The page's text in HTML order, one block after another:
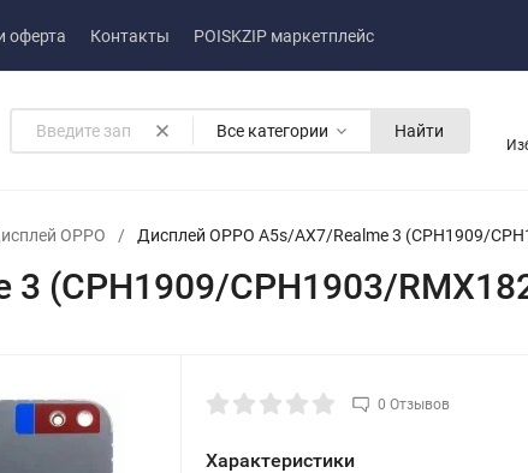
оферта Контакты POISKZIP маркетплейс
Все категории Найти
OPPO / Дисплей OPPO A5s/AX7/Realme 3 (CPH1909/
3 (CPH1909/CPH1903/
0 Отзывов
Характеристики